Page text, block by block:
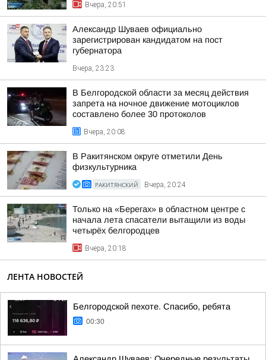
Вчера, 20:51
Александр Шуваев официально
зарегистрирован кандидатом на пост
губернатора
Вчера, 23:23
В Белгородской области за месяц действия
запрета на ночное движение мотоциклов
составлено более 30 протоколов
Вчера, 20:08
В Ракитянском округе отметили День
физкультурника
РАКИТЯНСКИЙ Вчера, 20:24
Только на «Берегах» в областном центре с
начала лета спасатели вытащили из воды
четырёх белгородцев
Вчера, 20:18
ЛЕНТА НОВОСТЕЙ
Белгородской пехоте. Спасибо, ребята
00:30